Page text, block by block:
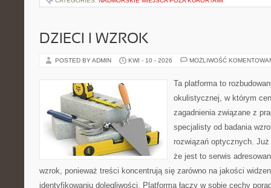
DZIECI I WZROK
POSTED BY ADMIN KWI - 10 - 2026 MOŻLIWOŚĆ
Ta platforma to
okulistycznej, w którym
zagadnienia związane z
specjalisty od badania
rozwiązań optycznych.
że jest to serwis
wzrok, ponieważ treści koncentrują się zarówno na jakości
identyfikowaniu dolegliwości. Platforma łączy w sobie cechy